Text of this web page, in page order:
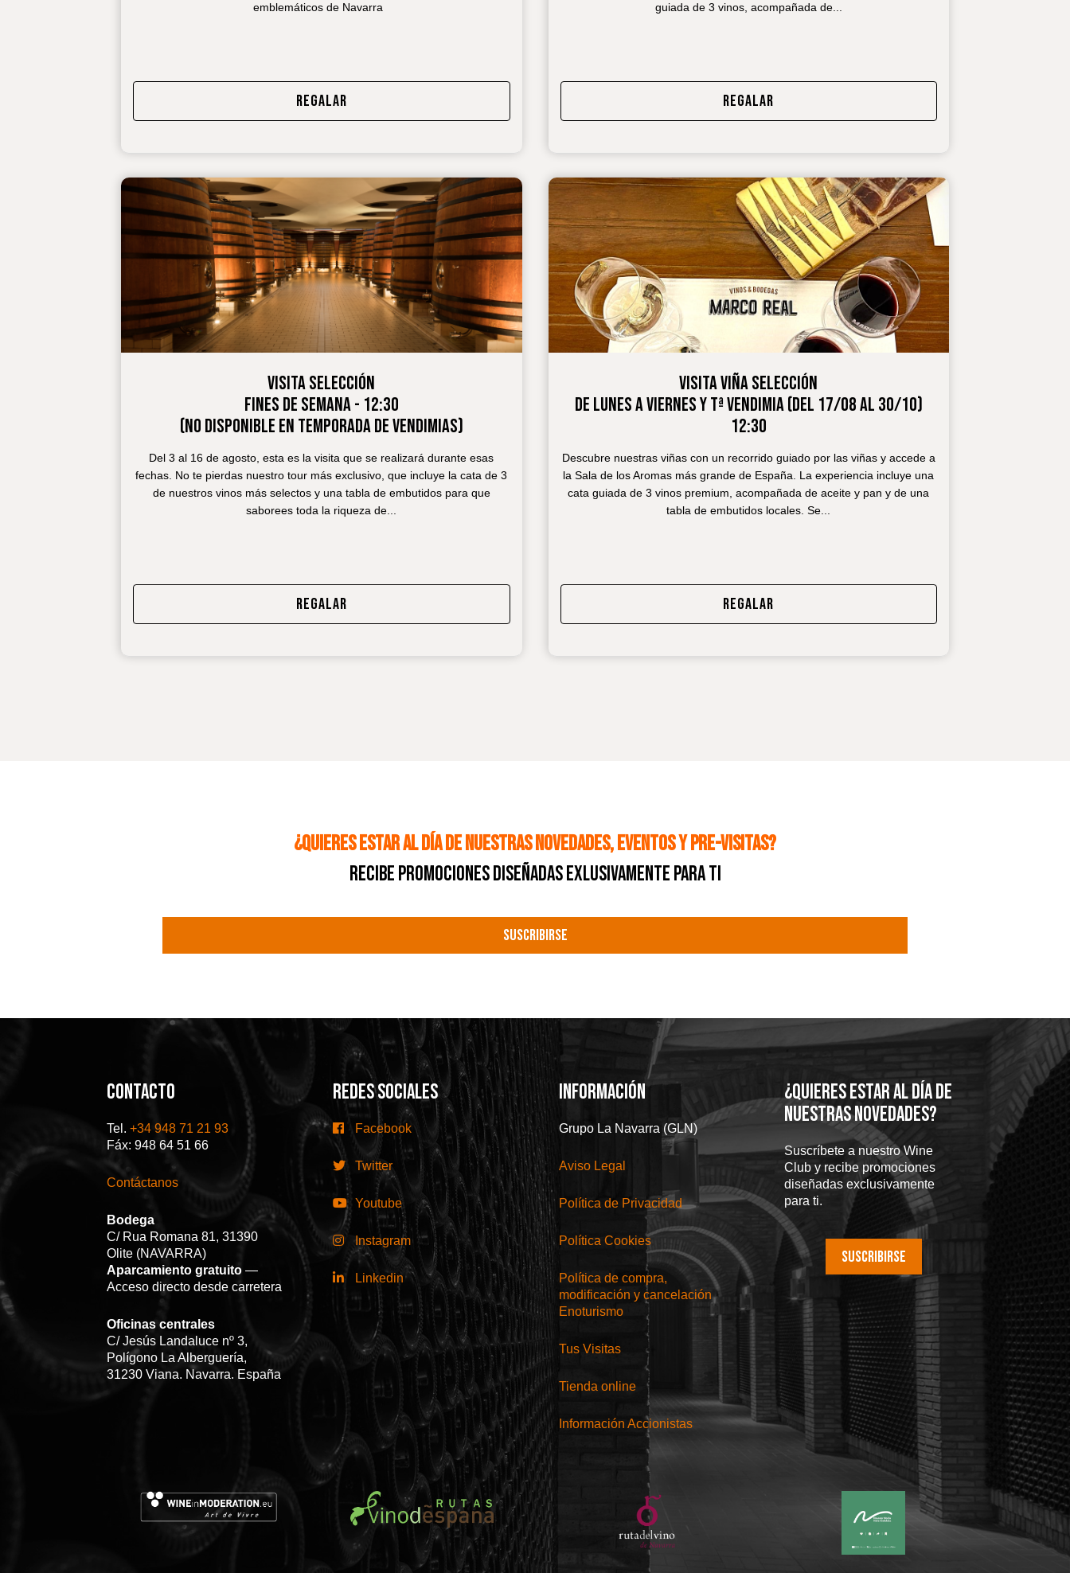
emblemáticos de Navarra
REGALAR
guiada de 3 vinos, acompañada de...
REGALAR
VISITA SELECCIÓN
FINES DE SEMANA - 12:30
(NO DISPONIBLE EN TEMPORADA DE VENDIMIAS)
Del 3 al 16 de agosto, esta es la visita que se realizará durante esas
fechas. No te pierdas nuestro tour más exclusivo, que incluye la cata de 3
de nuestros vinos más selectos y una tabla de embutidos para que
saborees toda la riqueza de...
REGALAR
VISITA VIÑA SELECCIÓN
DE LUNES A VIERNES Y Tª VENDIMIA (DEL 17/08 AL 30/10)
12:30
Descubre nuestras viñas con un recorrido guiado por las viñas y accede a
la Sala de los Aromas más grande de España. La experiencia incluye una
cata guiada de 3 vinos premium, acompañada de aceite y pan y de una
tabla de embutidos locales. Se...
REGALAR
¿QUIERES ESTAR AL DÍA DE NUESTRAS NOVEDADES, EVENTOS Y PRE-VISITAS?
rECIBE PROMOCIONES DISEÑADAS EXLUSIVAMENTE PARA TI
SUSCRIBIRSE
CONTACTO
Tel.+34 948 71 21 93
Fáx: 948 64 51 66
Contáctanos
Bodega
C/ Rua Romana 81, 31390
Olite (NAVARRA)
Aparcamiento gratuito —
Acceso directo desde carretera
Oficinas centrales
C/ Jesús Landaluce nº 3,
Polígono La Alberguería,
31230 Viana. Navarra. España
REDES SOCIALES
Facebook
Twitter
Youtube
Instagram
Linkedin
INFORMACIÓN
Grupo La Navarra (GLN)
Aviso Legal
Política de Privacidad
Política Cookies
Política de compra,
modificación y cancelación
Enoturismo
Tus Visitas
Tienda online
Información Accionistas
¿Quieres estar al día de
nuestras novedades?
Suscríbete a nuestro Wine
Club y recibe promociones
diseñadas exclusivamente
para ti.
Suscribirse